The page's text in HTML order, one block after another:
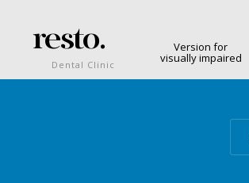
resto.
Dental Clinic
Version for
visually impaired